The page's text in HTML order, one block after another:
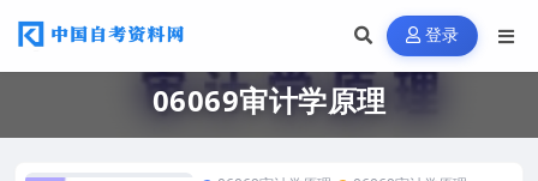
登录
06069审计学原理